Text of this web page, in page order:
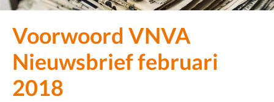
Voorwoord VNVA
Nieuwsbrief februari
2018